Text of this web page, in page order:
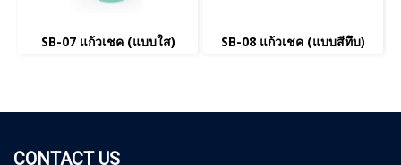
SB-07 แก้วเชค (แบบใส) SB-08 แก้วเชค (แบบสีทึบ)
CONTACT US